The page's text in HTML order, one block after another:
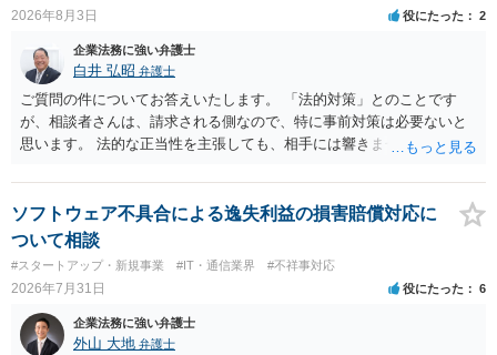
2026年8月3日 役にたった 2
企業法務に強い弁護士
白井 弘昭 弁護士
ご質問の件についてお答えいたします。 「法的対策」とのことです
が、相談者さんは、請求される側なので、特に事前対策は必要ないと
思います。 法的な正当性を主張しても、相手には響きません。そもそ
的手段として裁判（おそらく少額訴訟）をするかどうかの問題ですの
で、訴訟を提起してきたら粛々と対応することになります。 少額訴訟
は、１人（１社）年間１０回までしかできないので、こちらが毅然と
支払いを拒否すれば、少額訴訟を提起する可能性は、低いものと思わ
れます。 ただ、裁判を東京などの遠隔地で起こされますと、対応する
だけで費用がかかりますので、難しいところです。 当事者での対応で
すと、押し負けて支払うかもと考えますので、弁護士に依頼するなど
して対応をすれば、より裁判をしてくる可能性は減りますが、当然費
ソフトウェア不具合による逸失利益の損害賠償対応に
ついて相談
#スタートアップ・新規事業 #IT・通信業界 #不祥事対応
2026年7月31日 役にたった 6
企業法務に強い弁護士
外山 大地 弁護士